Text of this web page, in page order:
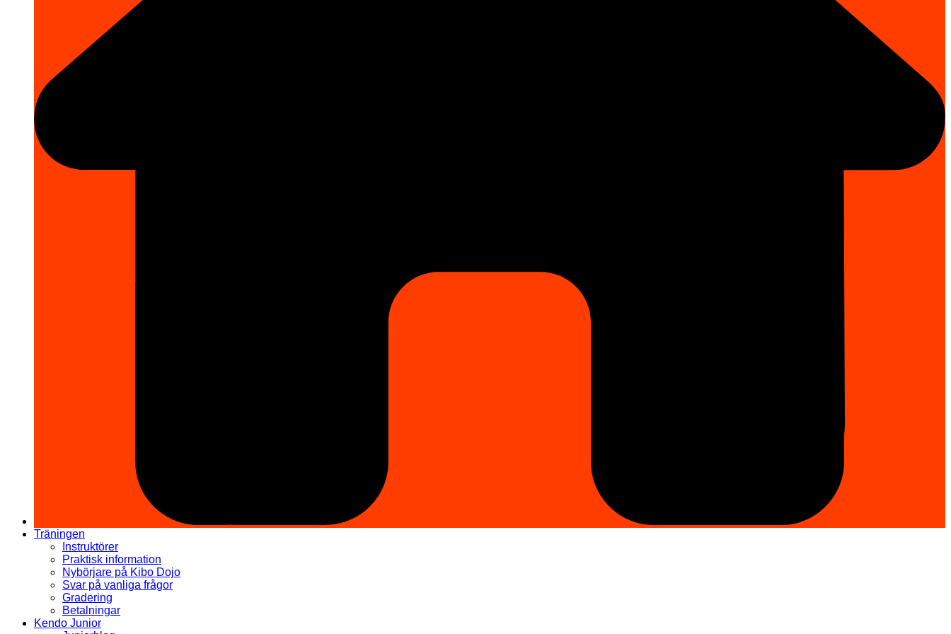
Träningen
Instruktörer
Praktisk information
Nybörjare på Kibo Dojo
Svar på vanliga frågor
Gradering
Betalningar
Kendo Junior